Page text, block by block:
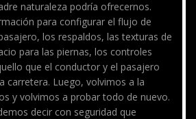
naturaleza podría ofrecernos.
para configurar el flujo de
los respaldos, las texturas de
para las piernas, los controles
que el conductor y el pasajero
carretera. Luego, volvimos a la
y volvimos a probar todo de nuevo.
decir con seguridad que